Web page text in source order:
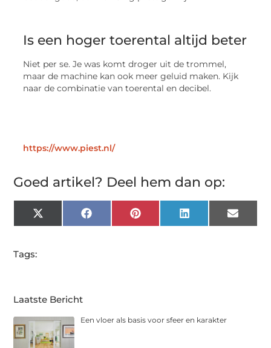
Is een hoger toerental altijd beter
Niet per se. Je was komt droger uit de trommel,
maar de machine kan ook meer geluid maken. Kijk
naar de combinatie van toerental en decibel.
https://www.piest.nl/
Goed artikel? Deel hem dan op:
X
(Twitter)
FacebookPinterest LinkedIn Email
Tags:
Laatste Bericht
Een vloer als basis voor sfeer en karakter